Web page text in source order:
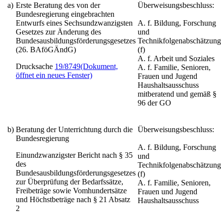
a) Erste Beratung des von der
Bundesregierung eingebrachten
Entwurfs eines Sechsundzwanzigsten
Gesetzes zur Änderung des
Bundesausbildungsförderungsgesetzes
(26. BAföGÄndG)
Drucksache 19/8749(Dokument,
öffnet ein neues Fenster)
Überweisungsbeschluss:
A. f. Bildung, Forschung
und
Technikfolgenabschätzung
(f)
A. f. Arbeit und Soziales
A. f. Familie, Senioren,
Frauen und Jugend
Haushaltsausschuss
mitberatend und gemäß §
96 der GO
b) Beratung der Unterrichtung durch die
Bundesregierung
Einundzwanzigster Bericht nach § 35
des
Bundesausbildungsförderungsgesetzes
zur Überprüfung der Bedarfssätze,
Freibeträge sowie Vomhundertsätze
und Höchstbeträge nach § 21 Absatz
2
Überweisungsbeschluss:
A. f. Bildung, Forschung
und
Technikfolgenabschätzung
(f)
A. f. Familie, Senioren,
Frauen und Jugend
Haushaltsausschuss